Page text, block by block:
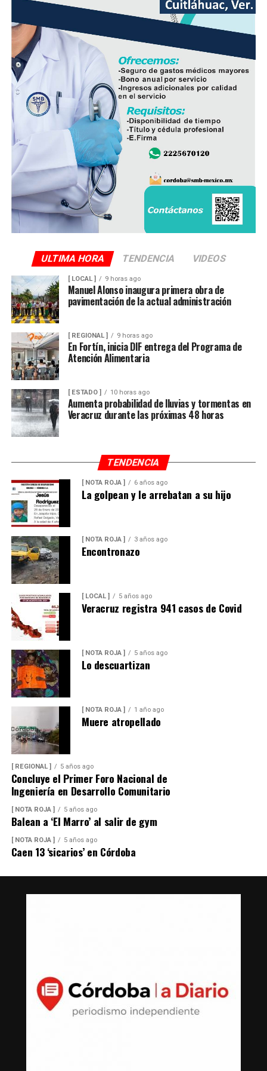
desplegada en el estado y reforzar la coordinación con
las autoridades responsables de la seguridad pública.
ULTIMA HORA TENDENCIA VIDEOS
[ LOCAL ] 9 horas ago
Manuel Alonso inaugura primera obra de
pavimentación de la actual administración
[ REGIONAL ] 9 horas ago
En Fortín, inicia DIF entrega del Programa de
Atención Alimentaria
[ ESTADO ] 10 horas ago
Aumenta probabilidad de lluvias y tormentas en
Veracruz durante las próximas 48 horas
TENDENCIA
[ NOTA ROJA ] 6 años ago
La golpean y le arrebatan a su hijo
[ NOTA ROJA ] 3 años ago
Encontronazo
[ LOCAL ] 5 años ago
Veracruz registra 941 casos de Covid
[ NOTA ROJA ] 5 años ago
Lo descuartizan
[ NOTA ROJA ] 1 año ago
Muere atropellado
[ REGIONAL ] 5 años ago
Concluye el Primer Foro Nacional de
Ingeniería en Desarrollo Comunitario
[ NOTA ROJA ] 5 años ago
Balean a ‘El Marro’ al salir de gym
[ NOTA ROJA ] 5 años ago
Caen 13 ‘sicarios’ en Córdoba